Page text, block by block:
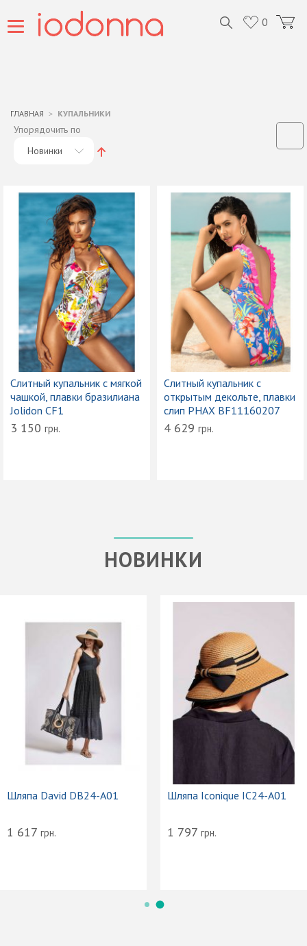
0
ГЛАВНАЯ КУПАЛЬНИКИ
Упорядочить по
Новинки
Слитный купальник с мягкой
чашкой, плавки бразилиана
Jolidon CF1
3 150 грн.
Слитный купальник с
открытым декольте, плавки
слип PHAX BF11160207
4 629 грн.
НОВИНКИ
Шляпа David DB24-A01
1 617 грн.
Шляпа Iconique IC24-A01
1 797 грн.